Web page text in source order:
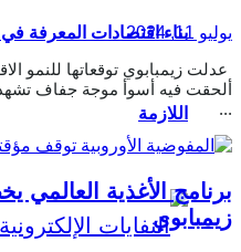
بناء اقتصادات المعرفة
اللازمة
يوليو 11, 2024
عدلت زيمبابوي توقعاتها للنمو
ألحقت فيه أسوأ موجة جفاف
...
زيمبابوي